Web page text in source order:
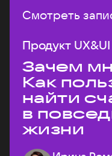
Смотреть
Продукт UX&UI
Зачем
Как
найти
в
жизни